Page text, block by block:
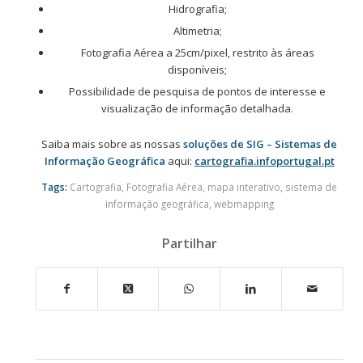
Hidrografia;
Altimetria;
Fotografia Aérea a 25cm/pixel, restrito às áreas
disponíveis;
Possibilidade de pesquisa de pontos de interesse e
visualização de informação detalhada.
Saiba mais sobre as nossassoluções de SIG – Sistemas de
Informação Geográfica aqui: cartografia.infoportugal.pt
Tags: Cartografia Fotografia Aérea mapa interativo sistema de
informação geográfica webmapping
Partilhar